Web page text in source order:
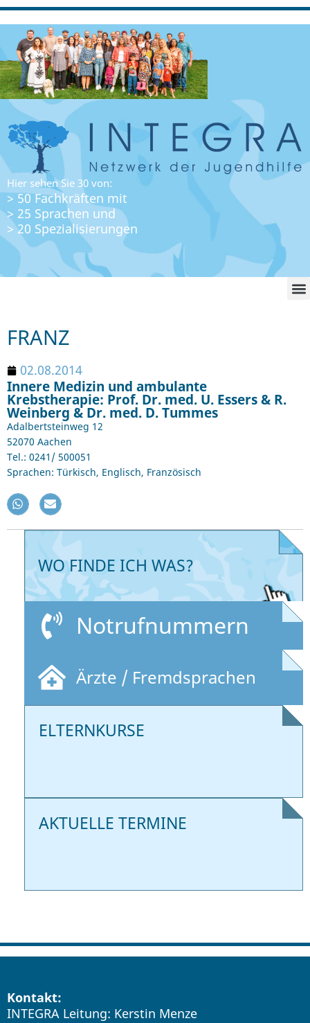
Hier sehen Sie 30 von:
> 50 Fachkräften mit
> 25 Sprachen und
> 20 Spezialisierungen
FRANZ
02.08.2014
Innere Medizin und ambulante
Krebstherapie: Prof. Dr. med. U. Essers & R.
Weinberg & Dr. med. D. Tummes
Adalbertsteinweg 12
52070 Aachen
Tel.: 0241/ 500051
Sprachen: Türkisch, Englisch, Französisch
WO FINDE ICH WAS?
Notrufnummern
Ärzte / Fremdsprachen
ELTERNKURSE
AKTUELLE TERMINE
Kontakt:
INTEGRA Leitung: Kerstin Menze